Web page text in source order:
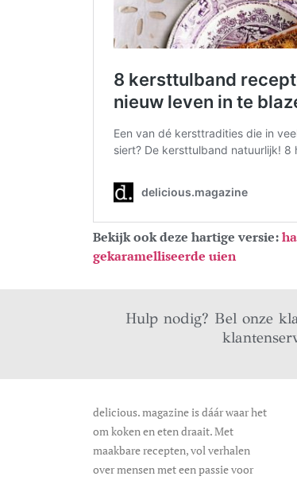
Bekijk ook deze hartige versie:
gekaramelliseerde uien
Hulp nodig? Bel onze
delicious. magazine is dáár waar het
om koken en eten draait. Met
maakbare recepten, vol verhalen
over mensen met een passie voor